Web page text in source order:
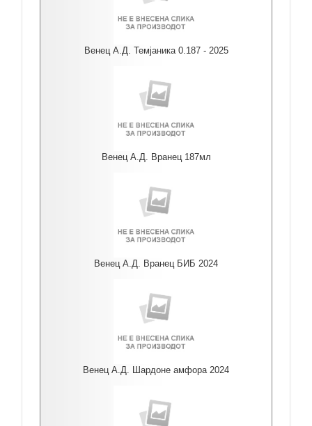
Венец А.Д. Темјаника 0.187 - 2025
Венец А.Д. Вранец 187мл
Венец А.Д. Вранец БИБ 2024
Венец А.Д. Шардоне амфора 2024